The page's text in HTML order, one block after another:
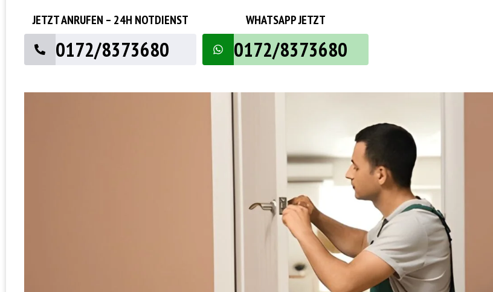
JETZT ANRUFEN – 24H NOTDIENST
0172/8373680
WHATSAPP JETZT
0172/8373680